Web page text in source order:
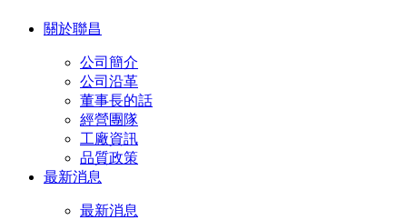
關於聯昌
公司簡介
公司沿革
董事長的話
經營團隊
工廠資訊
品質政策
最新消息
最新消息